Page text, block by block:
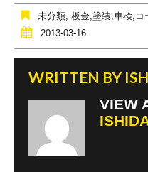
o
o
k
未分類, 板金,塗装,車検,コ
2013-03-16
WRITTEN BY
VIEW